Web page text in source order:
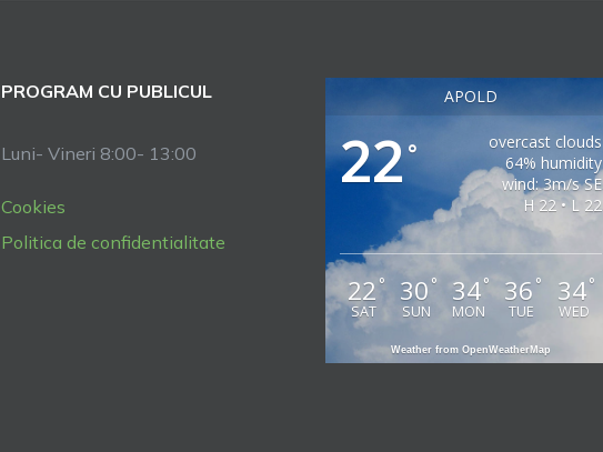
PROGRAM CU PUBLICUL
Luni- Vineri 8:00- 13:00
Cookies
Politica de confidentialitate
APOLD
22°
overcast clouds
64% humidity
wind: 3m/s SE
H 22 • L 22
22 °
SAT
30 °
SUN
34°
MON
36 °
TUE
34°
WED
Weather from OpenWeatherMap